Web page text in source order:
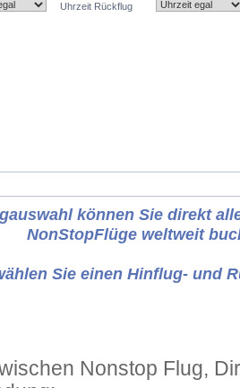
Uhrzeit Rückflug
können Sie direkt
NonStopFlüge weltweit
Sie einen Hinflug- und
Nonstop Flug,